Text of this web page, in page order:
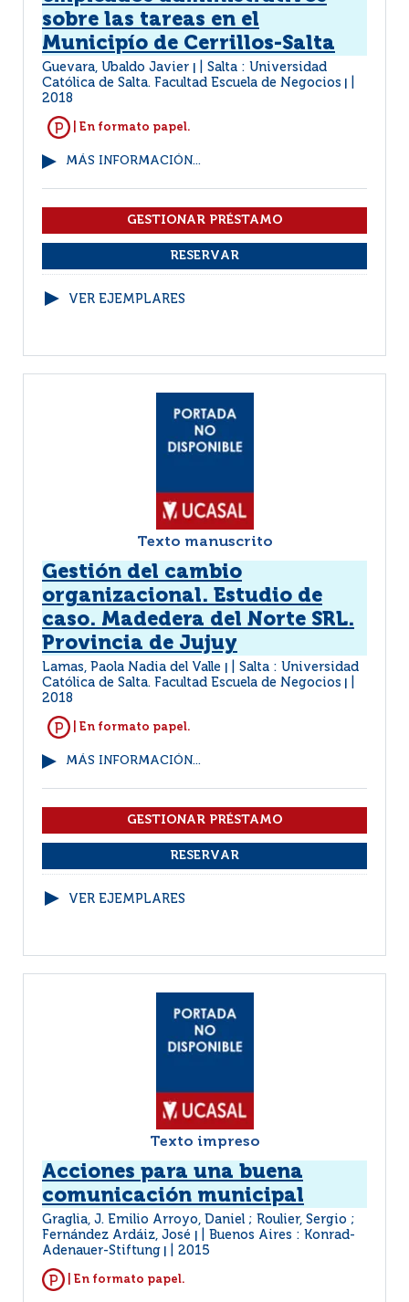
sobre las tareas en el
Municipío de Cerrillos-Salta
Guevara, Ubaldo Javier
Salta : Universidad
Católica de Salta. Facultad Escuela de Negocios
2018
| En formato papel.
MÁS INFORMACIÓN...
VER EJEMPLARES
Texto manuscrito
Gestión del cambio
organizacional. Estudio de
caso. Madedera del Norte SRL.
Provincia de Jujuy
Lamas, Paola Nadia del Valle
Salta : Universidad
Católica de Salta. Facultad Escuela de Negocios
2018
| En formato papel.
MÁS INFORMACIÓN...
VER EJEMPLARES
Texto impreso
Acciones para una buena
comunicación municipal
Graglia, J. Emilio Arroyo, Daniel ; Roulier, Sergio ;
Fernández Ardáiz, José
Buenos Aires : Konrad-
Adenauer-Stiftung
2015
| En formato papel.